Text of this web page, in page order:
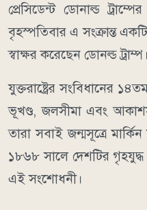
প্রেসিডেন্ট ডোনাল্ড
বৃহস্পতিবার এ সংক্রান্ত
স্বাক্ষর করেছেন ডোনল্ড ট্রাম্প।
যুক্তরাষ্ট্রের সংবিধানের
ভূখণ্ড, জলসীমা এবং
তারা সবাই জন্মসূত্রে
১৮৬৮ সালে দেশটির
এই সংশোধনী।